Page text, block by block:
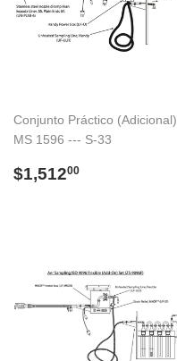
Conjunto Práctico (Adicional)
MS 1596 --- S-33
Precio
$1,51200